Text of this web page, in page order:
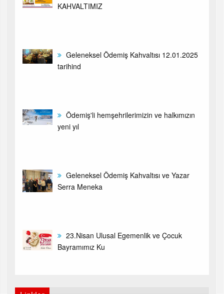
KAHVALTIMIZ
Geleneksel Ödemiş Kahvaltısı 12.01.2025
tarihind
Ödemiş'li hemşehrilerimizin ve halkımızın
yeni yıl
Geleneksel Ödemiş Kahvaltısı ve Yazar
Serra Meneka
23.Nisan Ulusal Egemenlik ve Çocuk
Bayramımız Ku